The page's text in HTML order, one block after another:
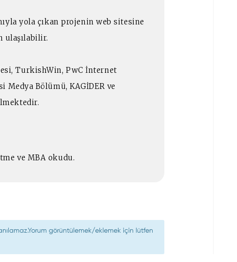
yola çıkan projenin web sitesine
ulaşılabilir.
TurkishWin, PwC İnternet
Bölümü, KAGİDER ve
ve MBA okudu.
görüntülemek/eklemek için lütfen